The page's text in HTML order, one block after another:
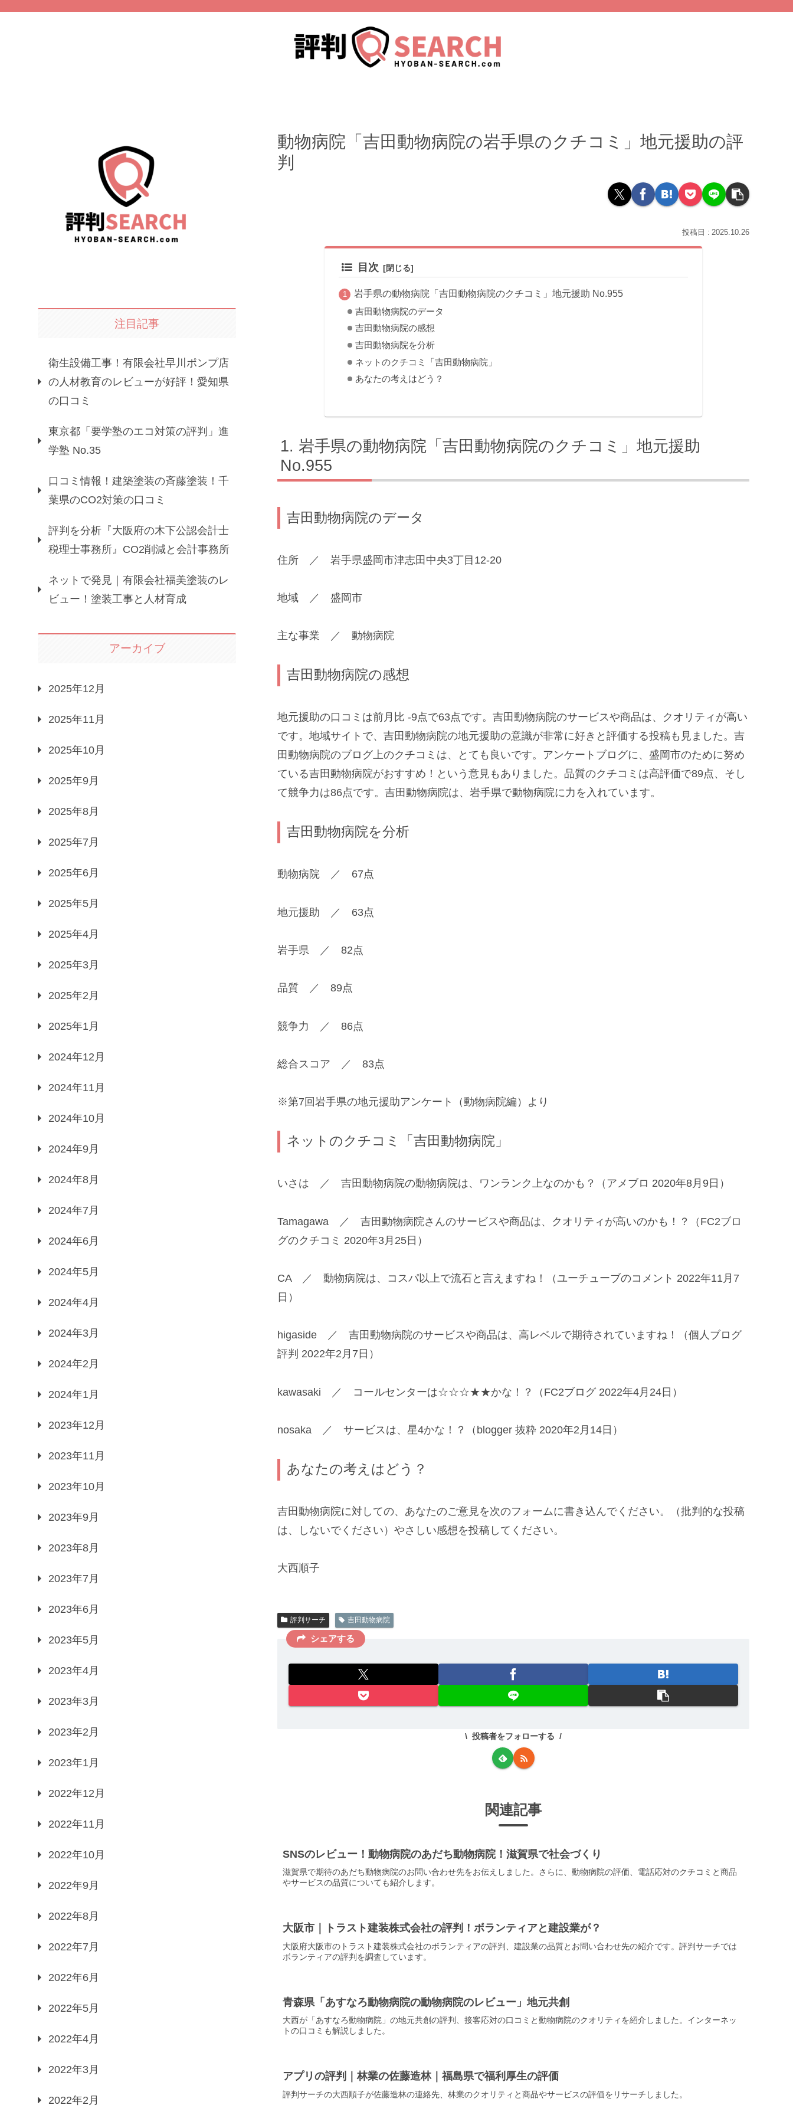
動物病院「吉田動物病院の岩手県のクチコミ」地元援助の評
判
2025.10.26
目次
岩手県の動物病院「吉田動物病院のクチコミ」地元援助 No.955
吉田動物病院のデータ
吉田動物病院の感想
吉田動物病院を分析
ネットのクチコミ「吉田動物病院」
あなたの考えはどう？
岩手県の動物病院「吉田動物病院のクチコミ」地元援助
No.955
吉田動物病院のデータ
住所 ／ 岩手県盛岡市津志田中央3丁目12-20
地域 ／ 盛岡市
主な事業 ／ 動物病院
吉田動物病院の感想
地元援助の口コミは前月比 -9点で63点です。吉田動物病院のサービスや商品は、クオリティが高い
です。地域サイトで、吉田動物病院の地元援助の意識が非常に好きと評価する投稿も見ました。吉
田動物病院のブログ上のクチコミは、とても良いです。アンケートブログに、盛岡市のために努め
ている吉田動物病院がおすすめ！という意見もありました。品質のクチコミは高評価で89点、そし
て競争力は86点です。吉田動物病院は、岩手県で動物病院に力を入れています。
吉田動物病院を分析
動物病院 ／ 67点
地元援助 ／ 63点
岩手県 ／ 82点
品質 ／ 89点
競争力 ／ 86点
総合スコア ／ 83点
※第7回岩手県の地元援助アンケート（動物病院編）より
ネットのクチコミ「吉田動物病院」
いさは ／ 吉田動物病院の動物病院は、ワンランク上なのかも？（アメブロ 2020年8月9日）
Tamagawa ／ 吉田動物病院さんのサービスや商品は、クオリティが高いのかも！？（FC2ブロ
グのクチコミ 2020年3月25日）
CA ／ 動物病院は、コスパ以上で流石と言えますね！（ユーチューブのコメント 2022年11月7
日）
higaside ／ 吉田動物病院のサービスや商品は、高レベルで期待されていますね！（個人ブログ
評判 2022年2月7日）
kawasaki ／ コールセンターは☆☆☆★★かな！？（FC2ブログ 2022年4月24日）
nosaka ／ サービスは、星4かな！？（blogger 抜粋 2020年2月14日）
あなたの考えはどう？
吉田動物病院に対しての、あなたのご意見を次のフォームに書き込んでください。（批判的な投稿
は、しないでください）やさしい感想を投稿してください。
大西順子
評判サーチ 吉田動物病院
シェアする
投稿者をフォローする
関連記事
SNSのレビュー！動物病院のあだち動物病院！滋賀県で社会づくり
滋賀県で期待のあだち動物病院のお問い合わせ先をお伝えしました。さらに、動物病院の評価、電話応対のクチコミと商品
やサービスの品質についても紹介します。
大阪市｜トラスト建装株式会社の評判！ボランティアと建設業が？
大阪府大阪市のトラスト建装株式会社のボランティアの評判、建設業の品質とお問い合わせ先の紹介です。評判サーチでは
ボランティアの評判を調査しています。
青森県「あすなろ動物病院の動物病院のレビュー」地元共創
大西が「あすなろ動物病院」の地元共創の評判、接客応対の口コミと動物病院のクオリティを紹介しました。インターネッ
トの口コミも解説しました。
アプリの評判｜林業の佐藤造林｜福島県で福利厚生の評価
評判サーチの大西順子が佐藤造林の連絡先、林業のクオリティと商品やサービスの評価をリサーチしました。
注目記事
衛生設備工事！有限会社早川ポンプ店
の人材教育のレビューが好評！愛知県
の口コミ
東京都「要学塾のエコ対策の評判」進
学塾 No.35
口コミ情報！建築塗装の斉藤塗装！千
葉県のCO2対策の口コミ
評判を分析『大阪府の木下公認会計士
税理士事務所』CO2削減と会計事務所
ネットで発見｜有限会社福美塗装のレ
ビュー！塗装工事と人材育成
アーカイブ
2025年12月
2025年11月
2025年10月
2025年9月
2025年8月
2025年7月
2025年6月
2025年5月
2025年4月
2025年3月
2025年2月
2025年1月
2024年12月
2024年11月
2024年10月
2024年9月
2024年8月
2024年7月
2024年6月
2024年5月
2024年4月
2024年3月
2024年2月
2024年1月
2023年12月
2023年11月
2023年10月
2023年9月
2023年8月
2023年7月
2023年6月
2023年5月
2023年4月
2023年3月
2023年2月
2023年1月
2022年12月
2022年11月
2022年10月
2022年9月
2022年8月
2022年7月
2022年6月
2022年5月
2022年4月
2022年3月
2022年2月